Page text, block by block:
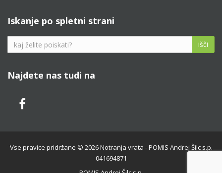
Iskanje po spletni strani
išči
Najdete nas tudi na
Vse pravice pridržane © 2026 Notranja vrata - POMIS Andrej Šilc s.p.
041694871